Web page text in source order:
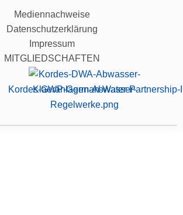
Mediennachweise
Datenschutzerklärung
Impressum
MITGLIEDSCHAFTEN